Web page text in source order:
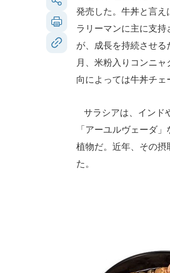
発売した。牛丼と言
ラリーマンに主に支
が、成長を持続させ
月、米粉入りコンニ
向によっては牛丼チェ
サラシアは、インド
「アーユルヴェーダ
植物だ。近年、その摂
た。